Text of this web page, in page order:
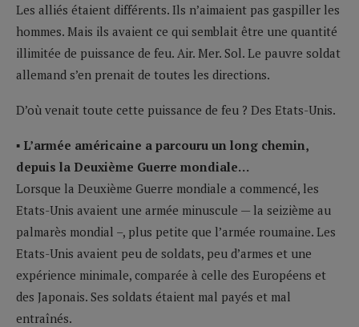
Les alliés étaient différents. Ils n’aimaient pas gaspiller les
hommes. Mais ils avaient ce qui semblait être une quantité
illimitée de puissance de feu. Air. Mer. Sol. Le pauvre soldat
allemand s’en prenait de toutes les directions.
D’où venait toute cette puissance de feu ? Des Etats-Unis.
▪ L’armée américaine a parcouru un long chemin,
depuis la Deuxième Guerre mondiale…
Lorsque la Deuxième Guerre mondiale a commencé, les
Etats-Unis avaient une armée minuscule — la seizième au
palmarès mondial –, plus petite que l’armée roumaine. Les
Etats-Unis avaient peu de soldats, peu d’armes et une
expérience minimale, comparée à celle des Européens et
des Japonais. Ses soldats étaient mal payés et mal
entraînés.